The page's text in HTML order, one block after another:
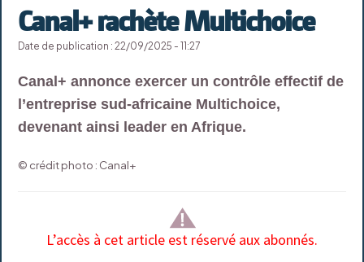
Canal+ rachète Multichoice
Date de publication : 22/09/2025 - 11:27
Canal+ annonce exercer un contrôle effectif de
l’entreprise sud-africaine Multichoice,
devenant ainsi leader en Afrique.
© crédit photo : Canal+
L’accès à cet article est réservé aux abonnés.